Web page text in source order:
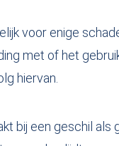
voor enige
met of het
hiervan.
bij een geschil als